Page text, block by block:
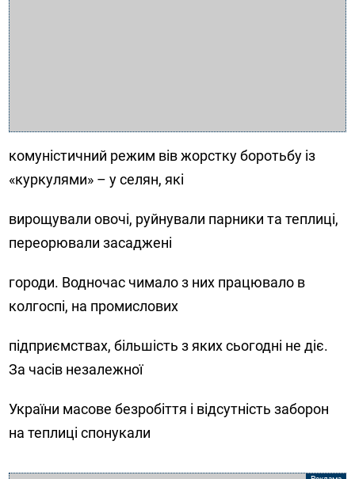
комуністичний режим вів жорстку боротьбу із
«куркулями» – у селян, які
вирощували овочі, руйнували парники та теплиці,
переорювали засаджені
городи. Водночас чимало з них працювало в
колгоспі, на промислових
підприємствах, більшість з яких сьогодні не діє.
За часів незалежної
України масове безробіття і відсутність заборон
на теплиці спонукали